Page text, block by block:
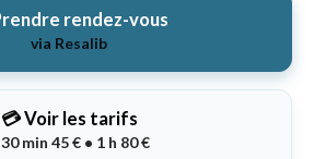
rendez-vous
via Resalib
💳 Voir les tarifs
min 45 € • 1 h 80 €